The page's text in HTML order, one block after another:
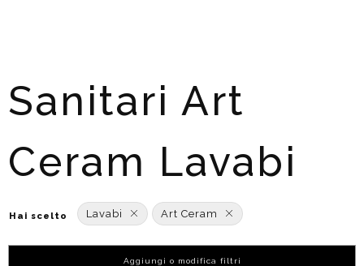
Sanitari Art
Ceram Lavabi
Hai scelto Lavabi Art Ceram
Aggiungi o modifica filtri